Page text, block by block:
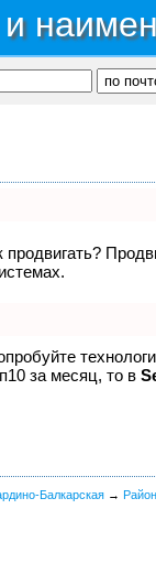
за месяц, то в
Балкарская →